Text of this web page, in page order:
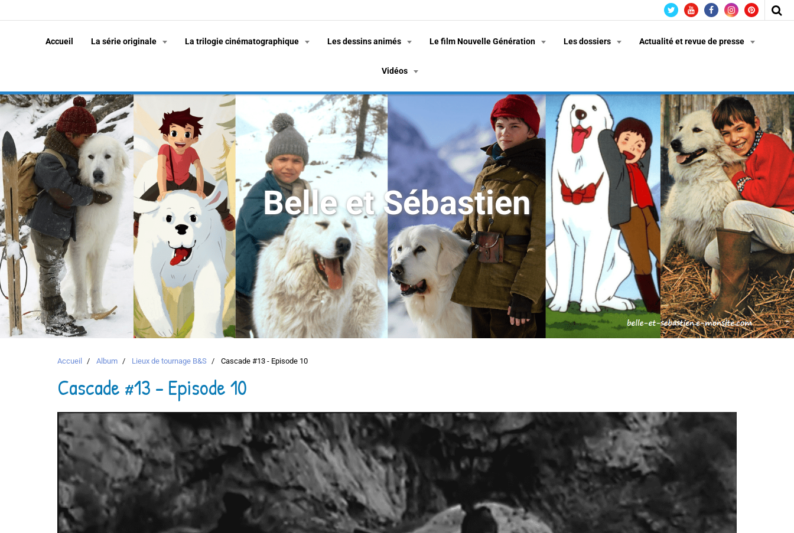
Accueil La série originale La trilogie cinématographique Les dessins animés Le film Nouvelle Génération Les dossiers Actualité et revue de presse
Vidéos
Belle et Sébastien
Accueil Album Lieux de tournage B&S Cascade #13 - Episode 10
Cascade #13 - Episode 10